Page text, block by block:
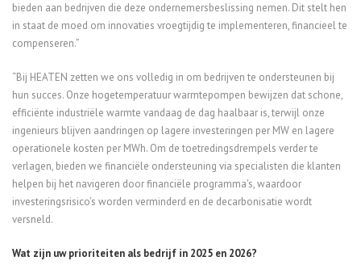
bieden aan bedrijven die deze ondernemersbeslissing nemen. Dit stelt hen
in staat de moed om innovaties vroegtijdig te implementeren, financieel te
compenseren.”
“Bij HEATEN zetten we ons volledig in om bedrijven te ondersteunen bij
hun succes. Onze hogetemperatuur warmtepompen bewijzen dat schone,
efficiënte industriële warmte vandaag de dag haalbaar is, terwijl onze
ingenieurs blijven aandringen op lagere investeringen per MW en lagere
operationele kosten per MWh. Om de toetredingsdrempels verder te
verlagen, bieden we financiële ondersteuning via specialisten die klanten
helpen bij het navigeren door financiële programma's, waardoor
investeringsrisico's worden verminderd en de decarbonisatie wordt
versneld.
Wat zijn uw prioriteiten als bedrijf in 2025 en 2026?